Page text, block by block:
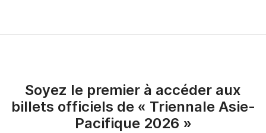
Soyez le premier à accéder aux
billets officiels de « Triennale Asie-
Pacifique 2026 »